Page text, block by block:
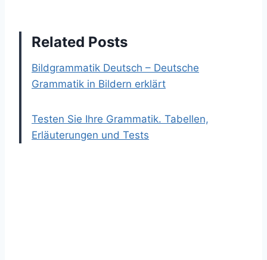
Related Posts
Bildgrammatik Deutsch – Deutsche
Grammatik in Bildern erklärt
Testen Sie Ihre Grammatik. Tabellen,
Erläuterungen und Tests